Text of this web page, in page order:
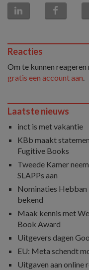
Reacties
Om te kunnen
gratis een account aan.
Laatste nieuws
inct is met vakantie
KBb maakt
Fugitive Books
Tweede Kamer
SLAPPs aan
Nominaties
bekend
Maak kennis met
Book Award
Uitgevers dagen
EU: Meta schendt
Uitgaven aan online